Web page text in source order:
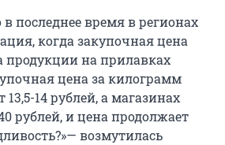
последнее время в регионах
когда закупочная цена
продукции на прилавках
цена за килограмм
13,5-14 рублей, а магазинах
рублей, и цена продолжает
возмутилась